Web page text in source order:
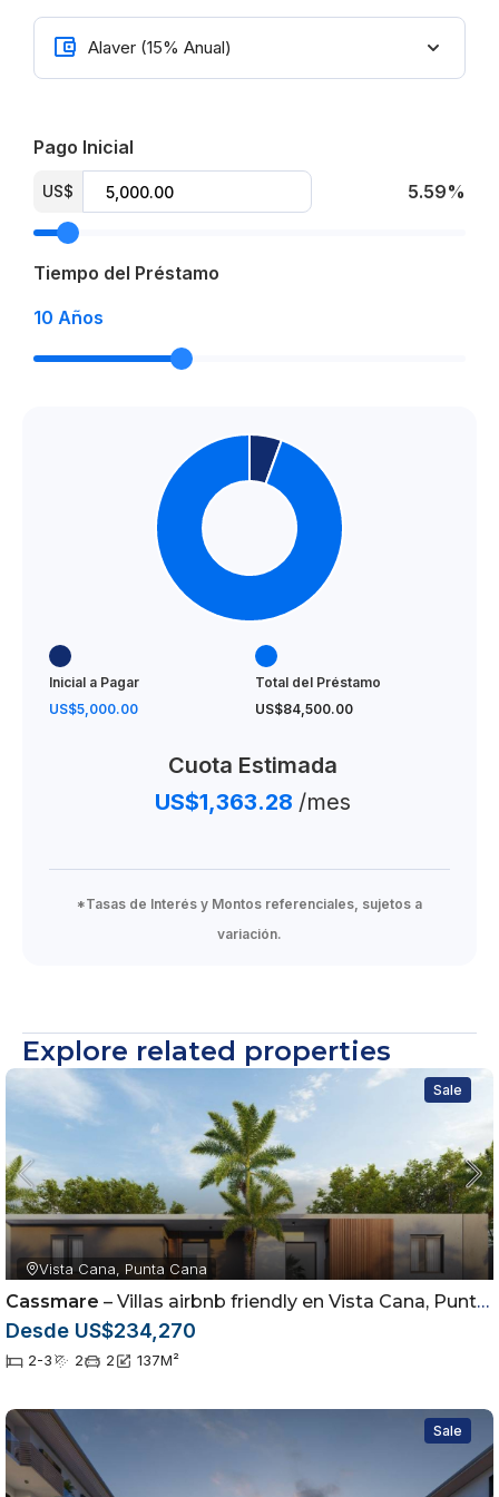
From US$ 99,750
Pago Inicial
US$ 5.59%
Tiempo del Préstamo
10 Años
Inicial a Pagar
US$5,000.00
Total del Préstamo
US$84,500.00
Cuota Estimada
US$1,363.28 /mes
*Tasas de Interés y Montos referenciales, sujetos a
variación.
Explore related properties
Sale
Vista Cana, Punta Cana
Cassmare – Villas airbnb friendly en Vista Cana, Punta Cana
Desde US$234,270
2-3 2 2 137M²
Sale